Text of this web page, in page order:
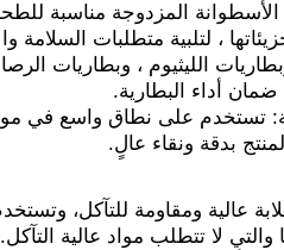
المزدوجة مناسبة
، لتلبية متطلبات السلامة
الليثيوم ، وبطاريات
أداء البطارية.
تستخدم على نطاق واسع في
بدقة ونقاء عالٍ.
عالية ومقاومة للتآكل،
لا تتطلب مواد عالية التآكل.